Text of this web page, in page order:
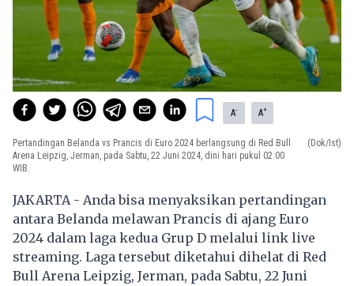
A- A+
Pertandingan Belanda vs Prancis di Euro 2024 berlangsung di Red Bull
Arena Leipzig, Jerman, pada Sabtu, 22 Juni 2024, dini hari pukul 02:00
WIB.
(Dok/Ist)
JAKARTA - Anda bisa menyaksikan pertandingan
antara Belanda melawan Prancis di ajang Euro
2024 dalam laga kedua Grup D melalui link live
streaming. Laga tersebut diketahui dihelat di Red
Bull Arena Leipzig, Jerman, pada Sabtu, 22 Juni